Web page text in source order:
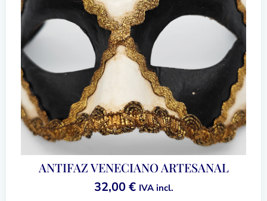
ANTIFAZ VENECIANO ARTESANAL
32,00€ IVA incl.